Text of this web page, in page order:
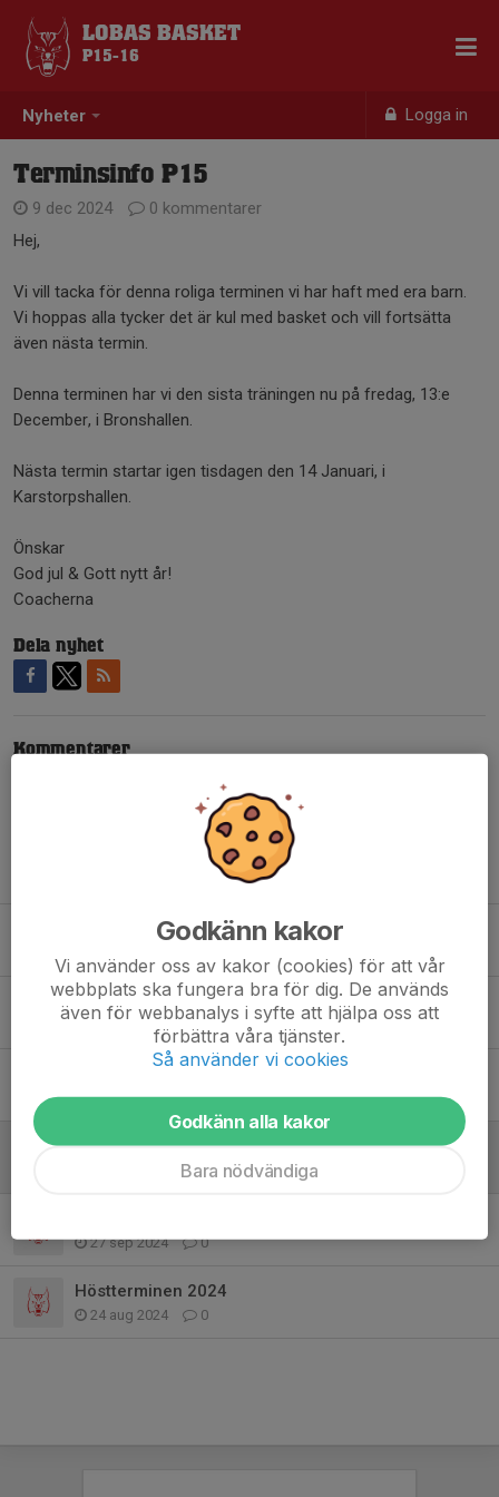
Nyheter Logga in
LOBAS BASKET
P15-16
Terminsinfo P15
9 dec 2024
0 kommentarer
Hej,
Vi vill tacka för denna roliga terminen vi har haft med era barn.
Vi hoppas alla tycker det är kul med basket och vill fortsätta
även nästa termin.
Denna terminen har vi den sista träningen nu på fredag, 13:e
December, i Bronshallen.
Nästa termin startar igen tisdagen den 14 Januari, i
Karstorpshallen.
Önskar
God jul & Gott nytt år!
Coacherna
Dela nyhet
Kommentarer
Höstterminen 2025
Inställd träning fredagen 14 Februari 2025
14 feb 2025 0
9 feb 2025 0
Terminsinfo P15
0
27 sep 2024 0
Höstterminen 2024
24 aug 2024 0
Godkänn kakor
Vi använder oss av kakor (cookies) för att vår
webbplats ska fungera bra för dig. De används
även för webbanalys i syfte att hjälpa oss att
förbättra våra tjänster.
Så använder vi cookies
Godkänn alla kakor
Bara nödvändiga